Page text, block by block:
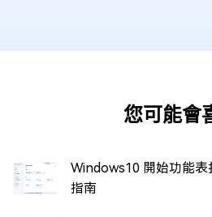
您可能會
Windows10 開始功能
指南